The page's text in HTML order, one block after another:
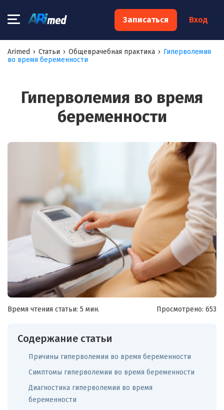
Записаться Вход
Arimed › Статьи › Общеврачебная практика › Гиперволемия
во время беременности
Гиперволемия во время
беременности
Время чтения статьи: 5 мин. Просмотрено: 653
Содержание статьи
Причины гиперволемии во время беременности
Симптомы гиперволемии во время беременности
Диагностика гиперволемии во время
беременности
×
Запишитесь на консультацию к
специалисту
Ваш телефон:*
Я согласен наобработку моих персональных данных